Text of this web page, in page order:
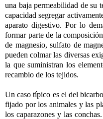
una baja permeabilidad de su
capacidad segregar
aparato digestivo. Por lo
formar parte de la
de magnesio, sulfato de
pueden colmar las diversas
la que suministran los
recambio de los tejidos.
Un caso típico es el del
fijado por los animales y las
los caparazones y las